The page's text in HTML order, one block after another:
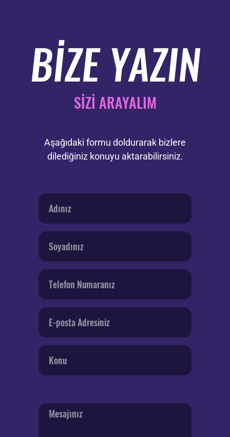
BİZE YAZIN
SİZİ ARAYALIM
Aşağıdaki formu doldurarak bizlere
dilediğiniz konuyu aktarabilirsiniz.